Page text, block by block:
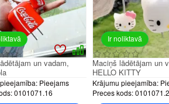
Pieejams
0101071.16
un vadam,
Ir noliktavā
Krājumu pieejamība:
Preces kods:
Maciņš lādētājam un
HELLO KITTY